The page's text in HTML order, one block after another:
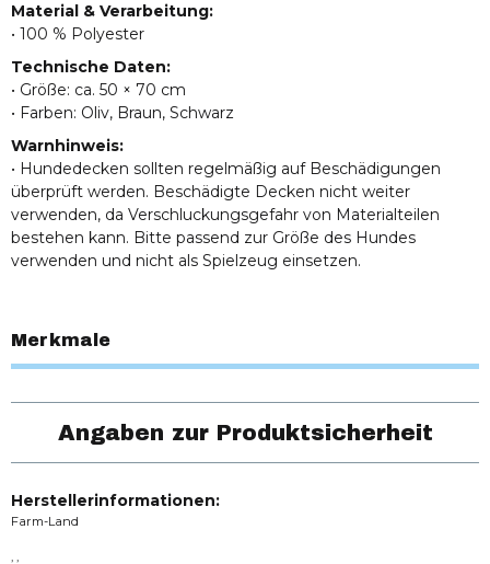
Material & Verarbeitung:
• 100 % Polyester
Technische Daten:
• Größe: ca. 50 × 70 cm
• Farben: Oliv, Braun, Schwarz
Warnhinweis:
• Hundedecken sollten regelmäßig auf Beschädigungen
überprüft werden. Beschädigte Decken nicht weiter
verwenden, da Verschluckungsgefahr von Materialteilen
bestehen kann. Bitte passend zur Größe des Hundes
verwenden und nicht als Spielzeug einsetzen.
Merkmale
Angaben zur Produktsicherheit
Herstellerinformationen:
Farm-Land